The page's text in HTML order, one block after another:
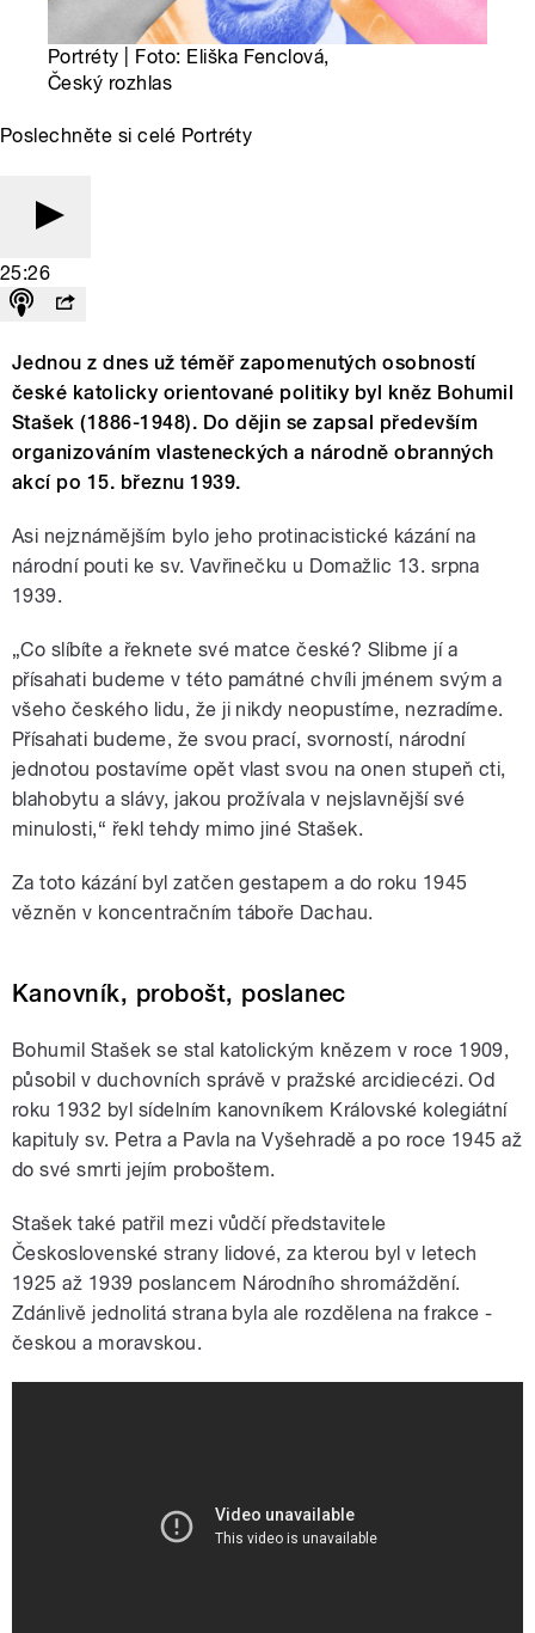
Portréty | Foto: Eliška Fenclová,
Český rozhlas
Poslechněte si celé Portréty
25:26
Jednou z dnes už téměř zapomenutých osobností
české katolicky orientované politiky byl kněz Bohumil
Stašek (1886-1948). Do dějin se zapsal především
organizováním vlasteneckých a národně obranných
akcí po 15. březnu 1939.
Asi nejznámějším bylo jeho protinacistické kázání na
národní pouti ke sv. Vavřinečku u Domažlic 13. srpna
1939.
„Co slíbíte a řeknete své matce české? Slibme jí a
přísahati budeme v této památné chvíli jménem svým a
všeho českého lidu, že ji nikdy neopustíme, nezradíme.
Přísahati budeme, že svou prací, svorností, národní
jednotou postavíme opět vlast svou na onen stupeň cti,
blahobytu a slávy, jakou prožívala v nejslavnější své
minulosti,“ řekl tehdy mimo jiné Stašek.
Za toto kázání byl zatčen gestapem a do roku 1945
vězněn v koncentračním táboře Dachau.
Kanovník, probošt, poslanec
Bohumil Stašek se stal katolickým knězem v roce 1909,
působil v duchovních správě v pražské arcidiecézi. Od
roku 1932 byl sídelním kanovníkem Královské kolegiátní
kapituly sv. Petra a Pavla na Vyšehradě a po roce 1945 až
do své smrti jejím proboštem.
Stašek také patřil mezi vůdčí představitele
Československé strany lidové, za kterou byl v letech
1925 až 1939 poslancem Národního shromáždění.
Zdánlivě jednolitá strana byla ale rozdělena na frakce -
českou a moravskou.